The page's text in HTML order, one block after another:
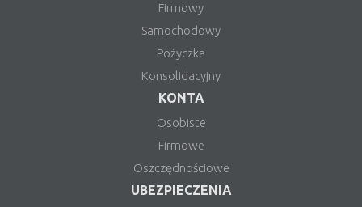
Firmowy
Samochodowy
Pożyczka
Konsolidacyjny
KONTA
Osobiste
Firmowe
Oszczędnościowe
UBEZPIECZENIA